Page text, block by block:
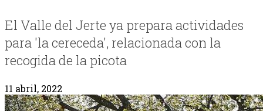
El Valle del Jerte ya prepara actividades
para 'la cereceda', relacionada con la
recogida de la picota
11 abril, 2022